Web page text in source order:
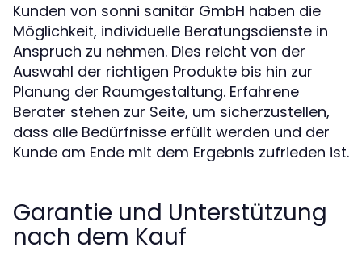
Kunden von sonni sanitär GmbH haben die
Möglichkeit, individuelle Beratungsdienste in
Anspruch zu nehmen. Dies reicht von der
Auswahl der richtigen Produkte bis hin zur
Planung der Raumgestaltung. Erfahrene
Berater stehen zur Seite, um sicherzustellen,
dass alle Bedürfnisse erfüllt werden und der
Kunde am Ende mit dem Ergebnis zufrieden ist.
Garantie und Unterstützung
nach dem Kauf